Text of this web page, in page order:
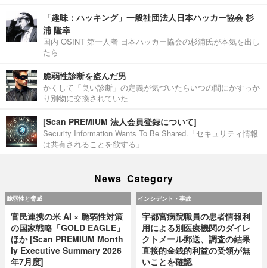
「趣味：ハッキング」一般社団法人日本ハッカー協会 杉
浦 隆幸
国内 OSINT 第一人者 日本ハッカー協会の杉浦氏が本気を出し
たら
脆弱性診断を盗んだ男
かくして「良い診断」の定義が気づいたらいつの間にかすっか
り別物に交換されていた
[Scan PREMIUM 法人会員登録について]
Security Information Wants To Be Shared.「セキュリティ情報
は共有されることを欲する」
News Category
脆弱性と脅威
官民連携の米 AI × 脆弱性対策
の国家戦略「GOLD EAGLE」
ほか [Scan PREMIUM Month
ly Executive Summary 2026
年7月度]
インシデント・事故
宇都宮病院職員の患者情報利
用による別医療機関のダイレ
クトメール郵送、調査の結果
直接的金銭的利益の受領が無
いことを確認